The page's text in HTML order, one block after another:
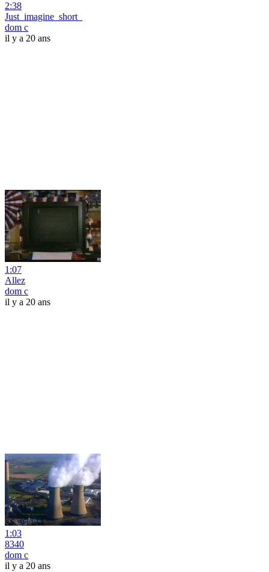
2:38
Just_imagine_short_
dom c
il y a 20 ans
1:07
Allez
dom c
il y a 20 ans
1:03
8340
dom c
il y a 20 ans